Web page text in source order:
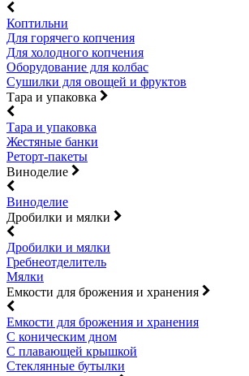
Коптильни
Для горячего копчения
Для холодного копчения
Оборудование для колбас
Сушилки для овощей и фруктов
Тара и упаковка
Тара и упаковка
Жестяные банки
Реторт-пакеты
Виноделие
Виноделие
Дробилки и мялки
Дробилки и мялки
Гребнеотделитель
Мялки
Емкости для брожения и хранения
Емкости для брожения и хранения
С коническим дном
С плавающей крышкой
Стеклянные бутылки